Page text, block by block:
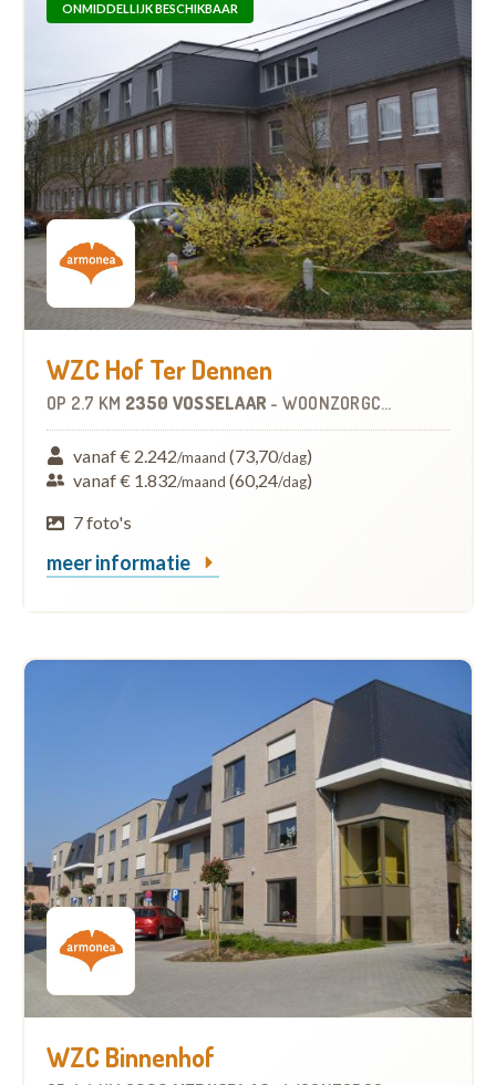
ONMIDDELLIJK BESCHIKBAAR
WZC Hof Ter Dennen
OP 2.7 KM 2350 VOSSELAAR - WOONZORGCENTRUM (WZC)
vanaf € 2.242/maand (73,70/dag)
vanaf € 1.832/maand (60,24/dag)
7 foto's
meer informatie
WZC Binnenhof